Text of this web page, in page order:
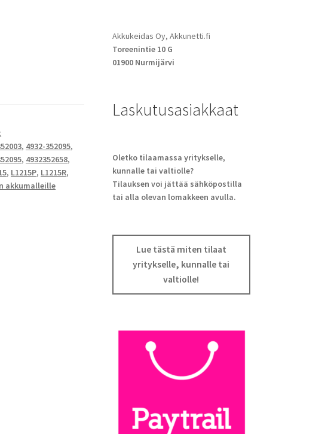
, 4932-352095,
, 4932352658,
, L1215P, L1215R,
akkumalleille
Akkukeidas Oy, Akkunetti.fi
Toreenintie 10 G
01900 Nurmijärvi
Laskutusasiakkaat
Oletko tilaamassa yritykselle,
kunnalle tai valtiolle?
Tilauksen voi jättää sähköpostilla
tai alla olevan lomakkeen avulla.
Lue tästä miten tilaat
yritykselle, kunnalle tai
valtiolle!